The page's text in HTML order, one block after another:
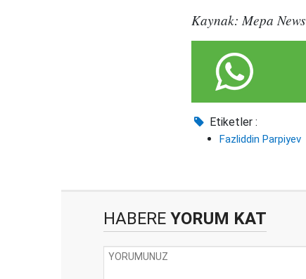
Kaynak: Mepa News
Etiketler :
Fazliddin Parpiyev
HABERE YORUM KAT